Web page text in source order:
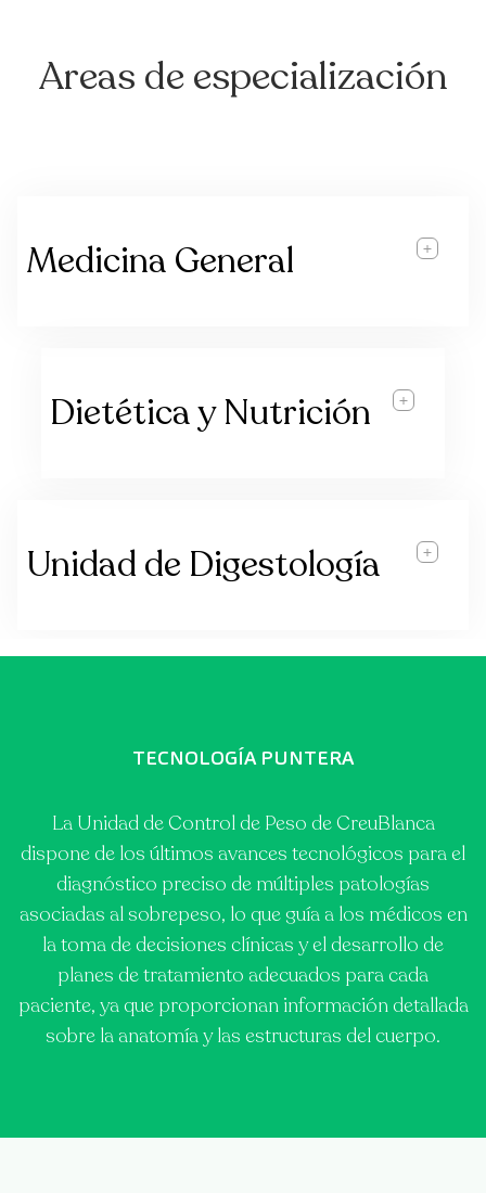
Areas de especialización
Medicina General
Dietética y Nutrición
Unidad de Digestología
TECNOLOGÍA PUNTERA
La Unidad de Control de Peso de CreuBlanca
dispone de los últimos avances tecnológicos para el
diagnóstico preciso de múltiples patologías
asociadas al sobrepeso, lo que guía a los médicos en
la toma de decisiones clínicas y el desarrollo de
planes de tratamiento adecuados para cada
paciente, ya que proporcionan información detallada
sobre la anatomía y las estructuras del cuerpo.